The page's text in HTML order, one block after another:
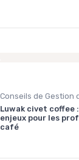
Luwak civet coffee
enjeux pour les
café